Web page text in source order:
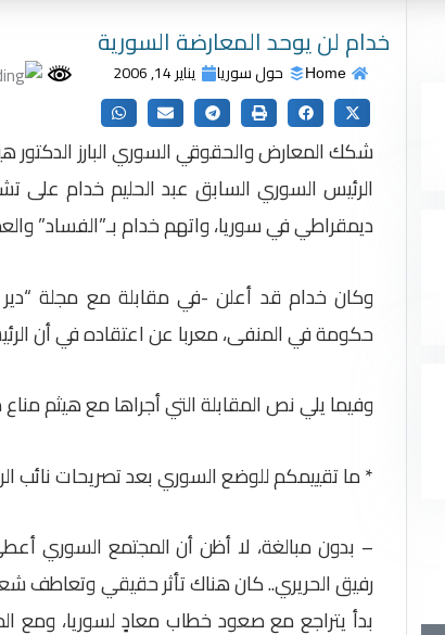
Home حول سوريا يناير 14, 2006
خدام لن يوحد المعارضة السورية
شكك المعارض والحقوقي السوري البارز
الرئيس السوري السابق عبد الحليم خدام
ديمقراطي في سوريا، واتهم خدام بـ”الفساد”
حكومة في المنفى، معربا عن اعتقاده في أن
وفيما يلي نص المقابلة التي أجراها مع هيثم مناع مراسل
* ما تقييمكم للوضع السوري بعد تصريحات نائب
– بدون مبالغة، لا أظن أن المجتمع السوري
رفيق الحريري.. كان هناك تأثر حقيقي وتعاطف
بدأ يتراجع مع صعود خطاب معادٍ لسوريا، ومع